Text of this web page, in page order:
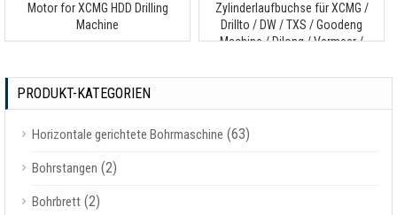
Motor for XCMG HDD Drilling
Machine
Zylinderlaufbuchse für XCMG /
Drillto / DW / TXS / Goodeng
Machine / Dilong / Vermeer /
Toro / Huayuan
PRODUKT-KATEGORIEN
Horizontale gerichtete Bohrmaschine (63)
Bohrstangen (2)
Bohrbrett (2)